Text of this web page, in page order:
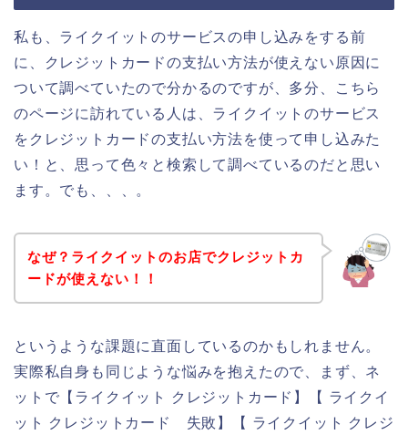
私も、ライクイットのサービスの申し込みをする前
に、クレジットカードの支払い方法が使えない原因に
ついて調べていたので分かるのですが、多分、こちら
のページに訪れている人は、ライクイットのサービス
をクレジットカードの支払い方法を使って申し込みた
い！と、思って色々と検索して調べているのだと思い
ます。でも、、、。
なぜ？ライクイットのお店でクレジットカ
ードが使えない！！
というような課題に直面しているのかもしれません。
実際私自身も同じような悩みを抱えたので、まず、ネ
ットで【ライクイット クレジットカード】【 ライクイ
ット クレジットカード 失敗】【 ライクイット クレジ